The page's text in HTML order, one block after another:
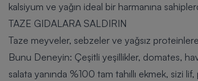
kalsiyum ve yağın ideal bir harmanına
TAZE GIDALARA SALDIRIN
Taze meyveler, sebzeler ve yağsız
Bunu Deneyin: Çeşitli yeşillikler, domates,
salata yanında %100 tam tahıllı ekmek, sizi